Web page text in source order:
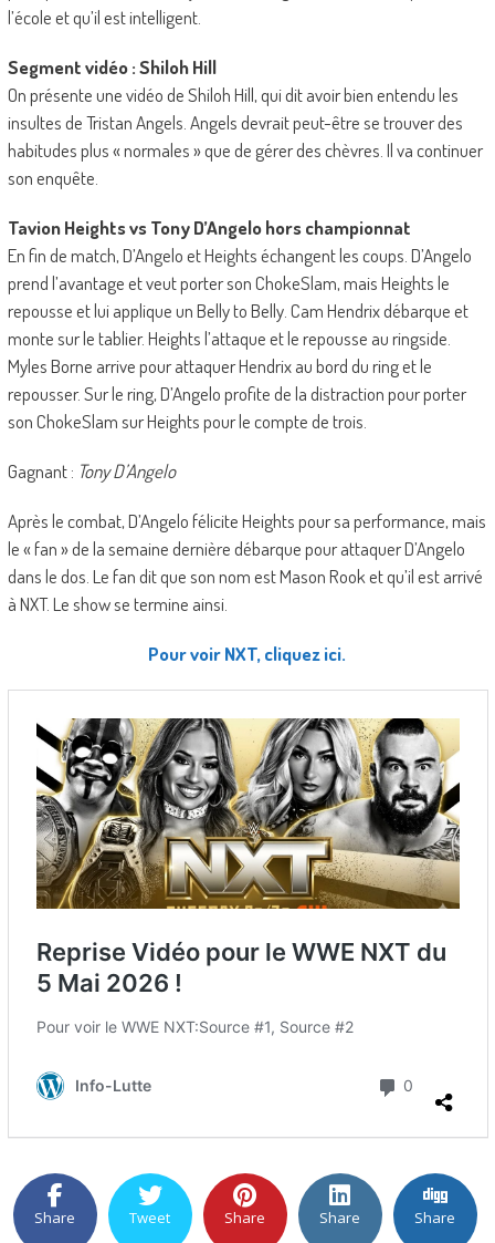
l’école et qu’il est intelligent.
Segment vidéo : Shiloh Hill
On présente une vidéo de Shiloh Hill, qui dit avoir bien entendu les
insultes de Tristan Angels. Angels devrait peut-être se trouver des
habitudes plus « normales » que de gérer des chèvres. Il va continuer
son enquête.
Tavion Heights vs Tony D’Angelo hors championnat
En fin de match, D’Angelo et Heights échangent les coups. D’Angelo
prend l’avantage et veut porter son ChokeSlam, mais Heights le
repousse et lui applique un Belly to Belly. Cam Hendrix débarque et
monte sur le tablier. Heights l’attaque et le repousse au ringside.
Myles Borne arrive pour attaquer Hendrix au bord du ring et le
repousser. Sur le ring, D’Angelo profite de la distraction pour porter
son ChokeSlam sur Heights pour le compte de trois.
Gagnant : Tony D’Angelo
Après le combat, D’Angelo félicite Heights pour sa performance, mais
le « fan » de la semaine dernière débarque pour attaquer D’Angelo
dans le dos. Le fan dit que son nom est Mason Rook et qu’il est arrivé
à NXT. Le show se termine ainsi.
Pour voir NXT, cliquez ici.
Share Tweet Share Share Share